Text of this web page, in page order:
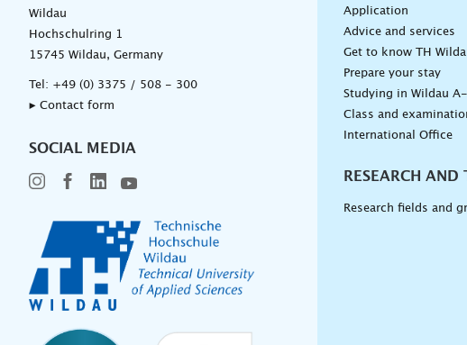
Wildau
Hochschulring 1
15745 Wildau, Germany
Tel: +49 (0) 3375 / 508 - 300
▸ Contact form
SOCIAL MEDIA
Application
Advice and services
Get to know TH
Prepare your stay
Studying in Wildau
Class and
International Office
RESEARCH AND
Research fields and